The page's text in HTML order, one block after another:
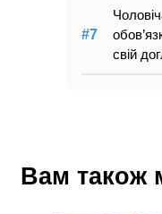
свій
Вам також